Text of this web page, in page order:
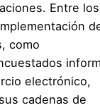
Entre los
como
electrónico,
cadenas de